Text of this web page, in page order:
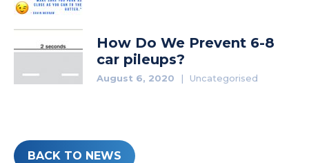
How Do We Prevent 6-8
car pileups?
August 6, 2020 | Uncategorised
BACK TO NEWS